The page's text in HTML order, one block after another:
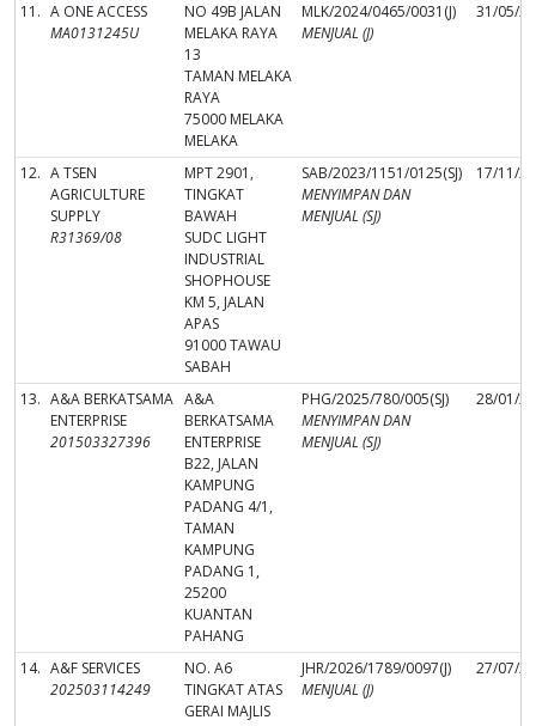
11. A ONE ACCESS
MA0131245U
NO 49B JALAN
MELAKA RAYA
13
TAMAN MELAKA
RAYA
75000 MELAKA
MELAKA
MLK/2024/0465/0031(J)
MENJUAL (J)
31/05/
12. A TSEN
AGRICULTURE
SUPPLY
R31369/08
MPT 2901,
TINGKAT
BAWAH
SUDC LIGHT
INDUSTRIAL
SHOPHOUSE
KM 5, JALAN
APAS
91000 TAWAU
SABAH
SAB/2023/1151/0125(SJ)
MENYIMPAN DAN
MENJUAL (SJ)
17/11/
13. A&A BERKATSAMA
ENTERPRISE
201503327396
A&A
BERKATSAMA
ENTERPRISE
B22, JALAN
KAMPUNG
PADANG 4/1,
TAMAN
KAMPUNG
PADANG 1,
25200
KUANTAN
PAHANG
PHG/2025/780/005(SJ)
MENYIMPAN DAN
MENJUAL (SJ)
28/01/
14. A&F SERVICES
202503114249
NO. A6
TINGKAT ATAS
GERAI MAJLIS
JHR/2026/1789/0097(J)
MENJUAL (J)
27/07/